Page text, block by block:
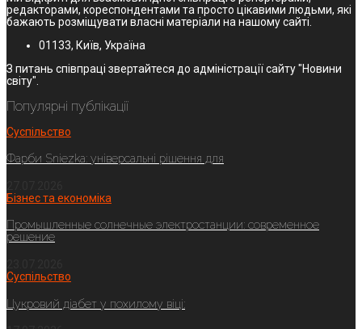
редакторами, кореспондентами та просто цікавими людьми, які
бажають розміщувати власні матеріали на нашому сайті.
01133, Київ, Україна
З питань співпраці звертайтеся до адміністрації сайту "Новини
світу".
Популярні публікації
Суспільство
Фарби Sniezka: універсальні рішення для
Бізнес та економіка
Промышленные солнечные электростанции: современное
решение
Суспільство
Цукровий діабет у похилому віці: